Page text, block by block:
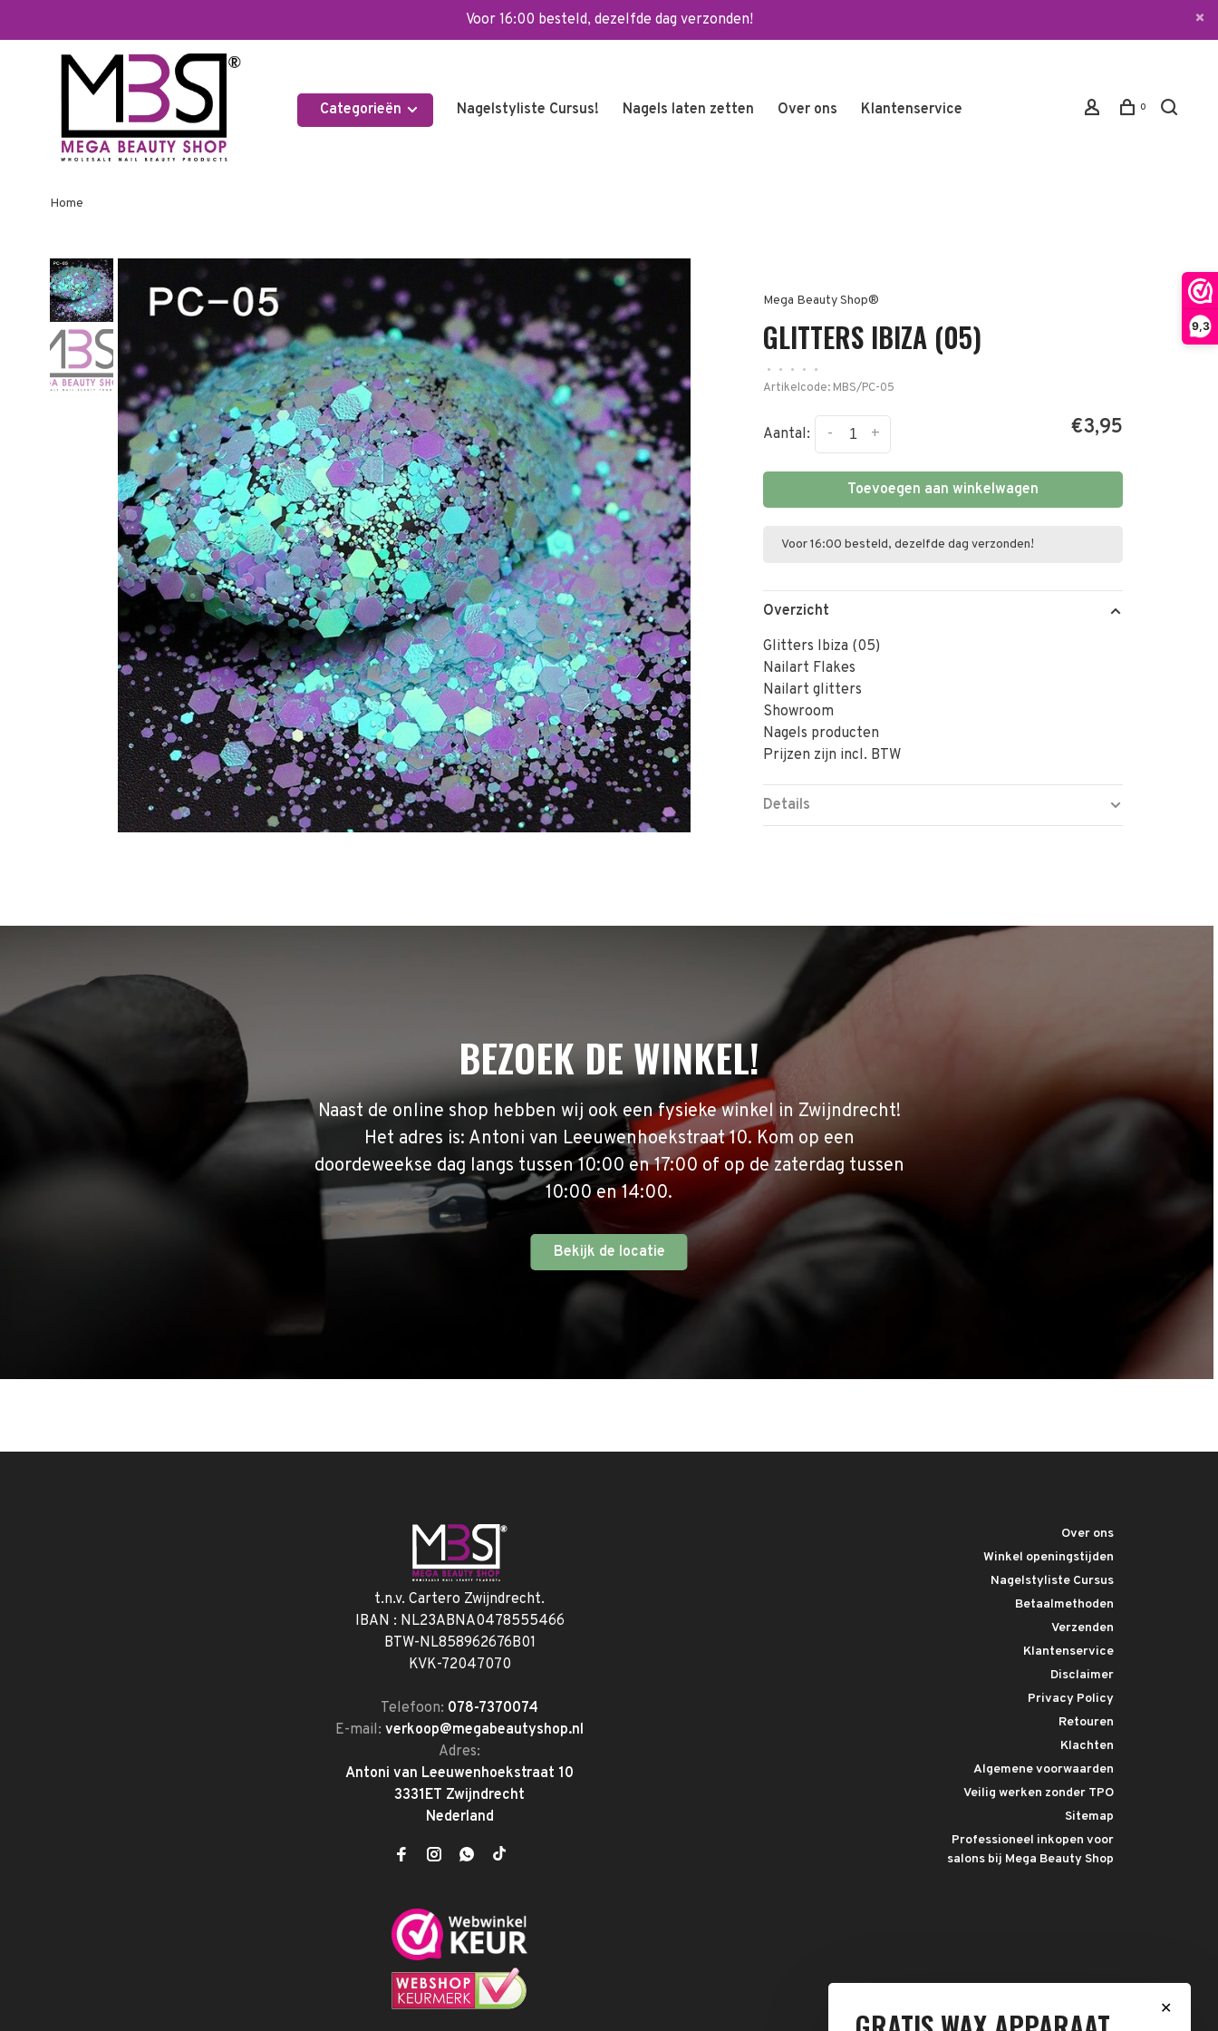
9,3
Voor 16:00 besteld, dezelfde dag verzonden!
Categorieën Nagelstyliste Cursus! Nagels laten zetten Over ons Klantenservice 0
Home
Mega Beauty Shop®
GLITTERS IBIZA (05)
• • • •
•
Artikelcode: MBS/PC-05
Aantal: +
- €3,95
Toevoegen aan winkelwagen
Voor 16:00 besteld, dezelfde dag verzonden!
Overzicht
Glitters Ibiza (05)
Nailart Flakes
Nailart glitters
Showroom
Nagels producten
Prijzen zijn incl. BTW
Details
BEZOEK DE WINKEL!
Naast de online shop hebben wij ook een fysieke winkel in Zwijndrecht!
Het adres is: Antoni van Leeuwenhoekstraat 10. Kom op een
doordeweekse dag langs tussen 10:00 en 17:00 of op de zaterdag tussen
10:00 en 14:00.
Bekijk de locatie
t.n.v. Cartero Zwijndrecht.
IBAN : NL23ABNA0478555466
BTW-NL858962676B01
KVK-72047070
Telefoon: 078-7370074
E-mail:verkoop@megabeautyshop.nl
Adres:
Antoni van Leeuwenhoekstraat 10
3331ET Zwijndrecht
Nederland
Over ons
Winkel openingstijden
Nagelstyliste Cursus
Betaalmethoden
Verzenden
Klantenservice
Disclaimer
Privacy Policy
Retouren
Klachten
Algemene voorwaarden
Veilig werken zonder TPO
Sitemap
Professioneel inkopen voor
salons bij Mega Beauty Shop
✕